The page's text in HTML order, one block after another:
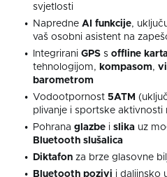
svjetlosti
Napredne AI funkcije,
vaš osobni asistent na
Integrirani GPS s offline
tehnologijom, kompasom,
barometrom
Vodootpornost 5ATM
plivanje i sportske aktivnosti
Pohrana glazbe i slika uz
Bluetooth slušalica
Diktafon za brze glasovne
Bluetooth pozivi i daljinsko